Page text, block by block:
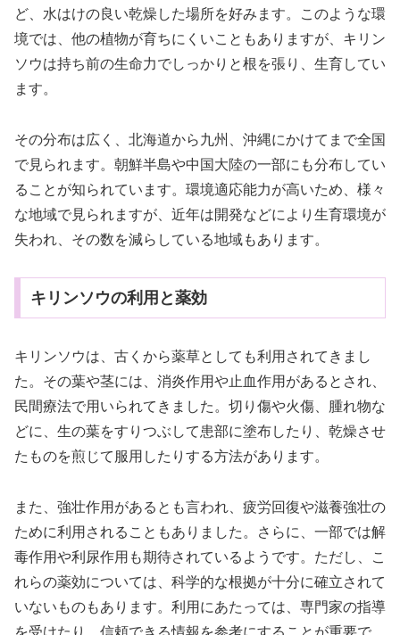
ど、水はけの良い乾燥した場所を好みます。このような環
境では、他の植物が育ちにくいこともありますが、キリン
ソウは持ち前の生命力でしっかりと根を張り、生育してい
ます。
その分布は広く、北海道から九州、沖縄にかけてまで全国
で見られます。朝鮮半島や中国大陸の一部にも分布してい
ることが知られています。環境適応能力が高いため、様々
な地域で見られますが、近年は開発などにより生育環境が
失われ、その数を減らしている地域もあります。
キリンソウの利用と薬効
キリンソウは、古くから薬草としても利用されてきまし
た。その葉や茎には、消炎作用や止血作用があるとされ、
民間療法で用いられてきました。切り傷や火傷、腫れ物な
どに、生の葉をすりつぶして患部に塗布したり、乾燥させ
たものを煎じて服用したりする方法があります。
また、強壮作用があるとも言われ、疲労回復や滋養強壮の
ために利用されることもありました。さらに、一部では解
毒作用や利尿作用も期待されているようです。ただし、こ
れらの薬効については、科学的な根拠が十分に確立されて
いないものもあります。利用にあたっては、専門家の指導
を受けたり、信頼できる情報を参考にすることが重要で